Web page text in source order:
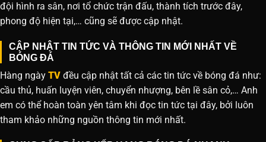
đội hình ra sân, nơi tổ chức trận đấu, thành tích trước đây,
phong độ hiện tại,… cũng sẽ được cập nhật.
CẬP NHẬT TIN TỨC VÀ THÔNG TIN MỚI NHẤT VỀ
BÓNG ĐÁ
Hàng ngày TV đều cập nhật tất cả các tin tức về bóng đá như:
cầu thủ, huấn luyện viên, chuyển nhượng, bên lề sân cỏ,… Anh
em có thể hoàn toàn yên tâm khi đọc tin tức tại đây, bởi luôn
tham khảo những nguồn thông tin mới nhất.